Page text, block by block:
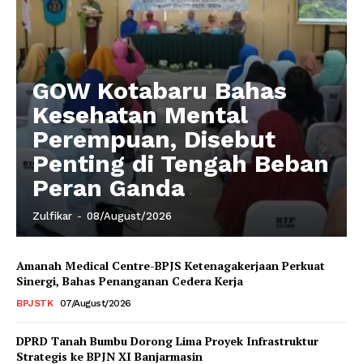
GOW Kotabaru Bahas
Kesehatan Mental
Perempuan, Disebut
Penting di Tengah Beban
Peran Ganda
Zulfikar - 08/August/2026
Amanah Medical Centre-BPJS Ketenagakerjaan Perkuat
Sinergi, Bahas Penanganan Cedera Kerja
BPJSTK 07/August/2026
DPRD Tanah Bumbu Dorong Lima Proyek Infrastruktur
Strategis ke BPJN XI Banjarmasin